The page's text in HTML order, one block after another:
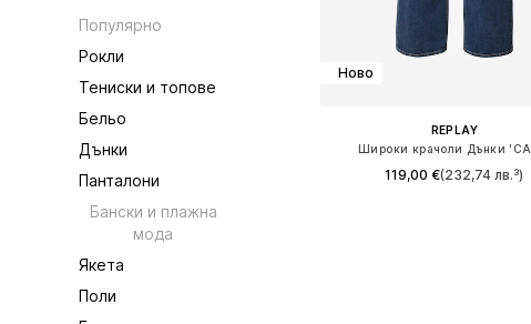
Популярно
Рокли
Тениски и топове
Бельо
Дънки
Панталони
Бански и плажна
мода
Якета
Поли
Ново
REPLAY
Широки крачоли Дънки
119,00 €(232,74 лв.³)